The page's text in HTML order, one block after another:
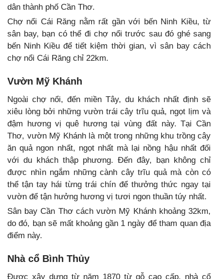
dân thành phố Cần Thơ.
Chợ nổi Cái Răng nằm rất gần với bến Ninh Kiều, từ
sân bay, bạn có thể đi chợ nổi trước sau đó ghé sang
bến Ninh Kiều để tiết kiệm thời gian, vì sân bay cách
chợ nổi Cái Răng chỉ 22km.
Vườn Mỹ Khánh
Ngoài chợ nổi, đến miền Tây, du khách nhất định sẽ
xiêu lòng bởi những vườn trái cây trĩu quả, ngọt lịm và
đậm hương vị quê hương tại vùng đất này. Tại Cần
Thơ, vườn Mỹ Khánh là một trong những khu trồng cây
ăn quả ngon nhất, ngọt nhất mà lại nồng hậu nhất đối
với du khách thập phương. Đến đây, bạn không chỉ
được nhìn ngắm những cành cây trĩu quả mà còn có
thể tận tay hái từng trái chín để thưởng thức ngay tại
vườn để tận hưởng hương vị tươi ngon thuần túy nhất.
Sân bay Cần Thơ cách vườn Mỹ Khánh khoảng 32km,
do đó, bạn sẽ mất khoảng gần 1 ngày để tham quan địa
điểm này.
Nhà cổ Bình Thủy
Được xây dựng từ năm 1870 từ gỗ cao cấp, nhà cổ